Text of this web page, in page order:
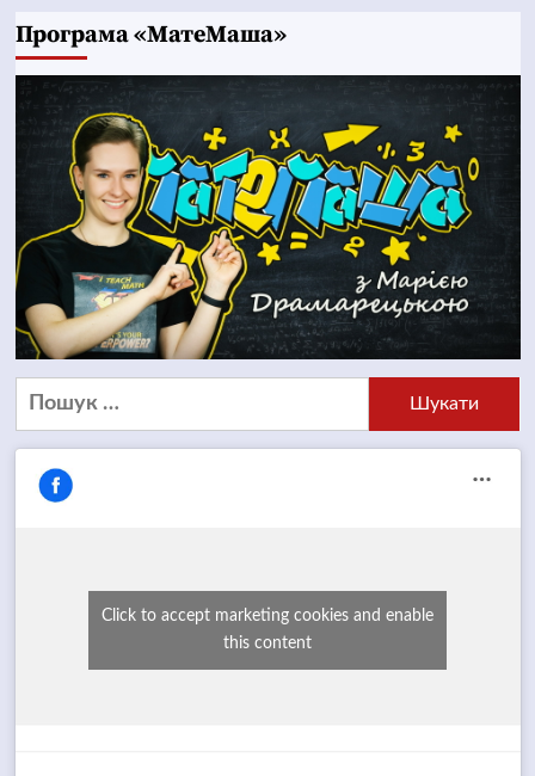
Програма «МатеМаша»
Пошук:
Click to accept marketing cookies and enable
this content